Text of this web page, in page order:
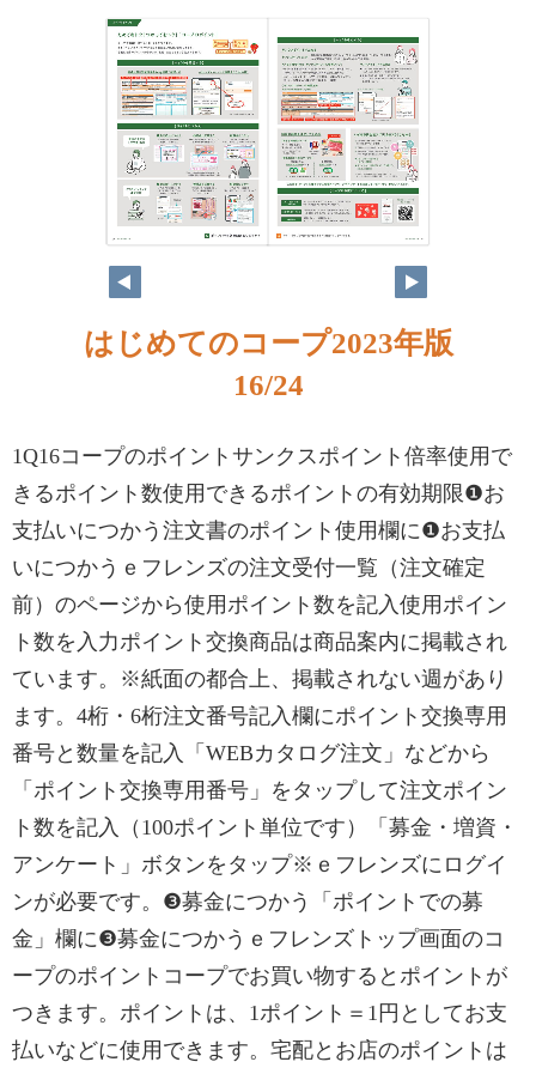
17
はじめてのコープ2023年版
16/24
1Q16コープのポイントサンクスポイント倍率使用で
きるポイント数使用できるポイントの有効期限❶お
支払いにつかう注文書のポイント使用欄に❶お支払
いにつかうｅフレンズの注文受付一覧（注文確定
前）のページから使用ポイント数を記入使用ポイン
ト数を入力ポイント交換商品は商品案内に掲載され
ています。※紙面の都合上、掲載されない週があり
ます。4桁・6桁注文番号記入欄にポイント交換専用
番号と数量を記入「WEBカタログ注文」などから
「ポイント交換専用番号」をタップして注文ポイン
ト数を記入（100ポイント単位です）「募金・増資・
アンケート」ボタンをタップ※ｅフレンズにログイ
ンが必要です。❸募金につかう「ポイントでの募
金」欄に❸募金につかうｅフレンズトップ画面のコ
ープのポイントコープでお買い物するとポイントが
つきます。ポイントは、1ポイント＝1円としてお支
払いなどに使用できます。宅配とお店のポイントは